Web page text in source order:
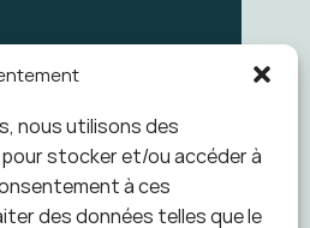
nous utilisons des
stocker et/ou accéder à
à ces
des données telles que le